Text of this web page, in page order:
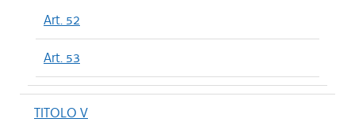
Art. 52
Art. 53
TITOLO V